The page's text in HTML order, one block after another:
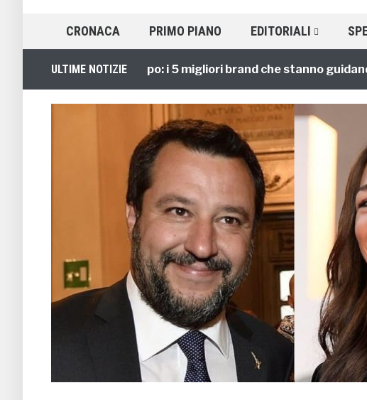
CRONACA PRIMO PIANO EDITORIALI
ULTIME NOTIZIE
Viaggi di Gruppo: i 5 migliori brand che stanno guidando il